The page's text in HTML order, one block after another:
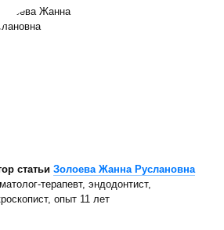
статьи Золоева Жанна Руслановна
терапевт, эндодонтист,
опыт 11 лет